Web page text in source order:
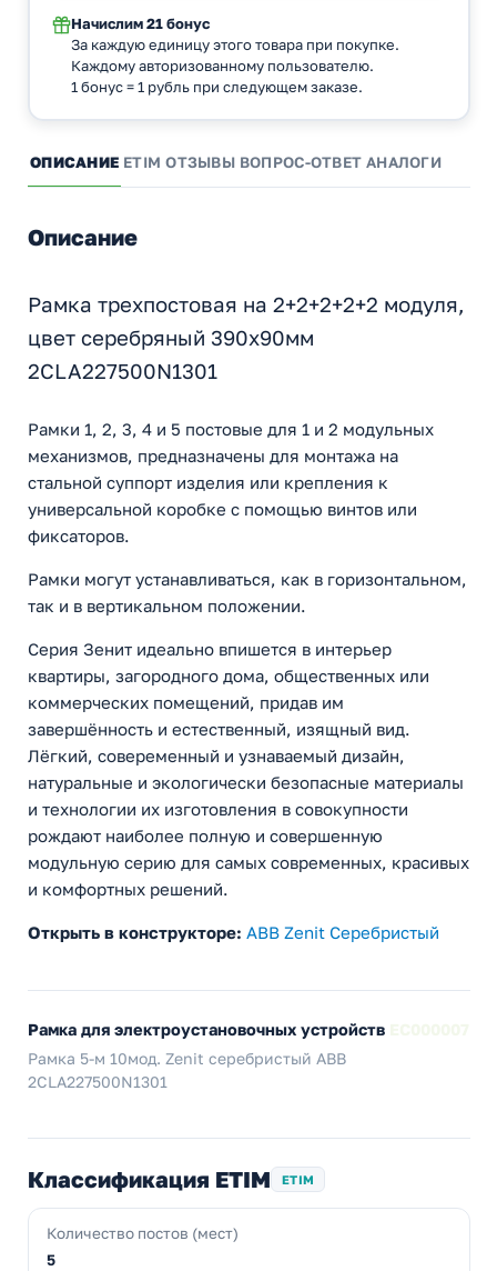
Начислим 21 бонус
За каждую единицу этого товара при покупке.
Каждому авторизованному пользователю.
1 бонус = 1 рубль при следующем заказе.
ОПИСАНИЕ ETIM ОТЗЫВЫ ВОПРОС-ОТВЕТ АНАЛОГИ
Описание
Рамка трехпостовая на 2+2+2+2+2 модуля,
цвет серебряный 390х90мм
2CLA227500N1301
Рамки 1, 2, 3, 4 и 5 постовые для 1 и 2 модульных
механизмов, предназначены для монтажа на
стальной суппорт изделия или крепления к
универсальной коробке с помощью винтов или
фиксаторов.
Рамки могут устанавливаться, как в горизонтальном,
так и в вертикальном положении.
Серия Зенит идеально впишется в интерьер
квартиры, загородного дома, общественных или
коммерческих помещений, придав им
завершённость и естественный, изящный вид.
Лёгкий, совеременный и узнаваемый дизайн,
натуральные и экологически безопасные материалы
и технологии их изготовления в совокупности
рождают наиболее полную и совершенную
модульную серию для самых современных, красивых
и комфортных решений.
Открыть в конструкторе: ABB Zenit Cеребристый
Рамка для электроустановочных устройств
Рамка 5-м 10мод. Zenit серебристый ABB
2CLA227500N1301
Классификация ETIM ETIM
Количество постов (мест)
5